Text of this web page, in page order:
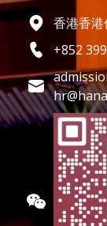
香港香
+852